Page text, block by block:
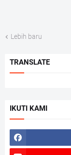
Lebih baru
TRANSLATE
IKUTI KAMI